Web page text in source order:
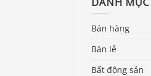
Bán hàng
Bán lẻ
Bất động sản